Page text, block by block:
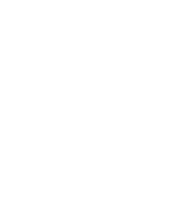
Ateliers
15
Glavrida from amet –